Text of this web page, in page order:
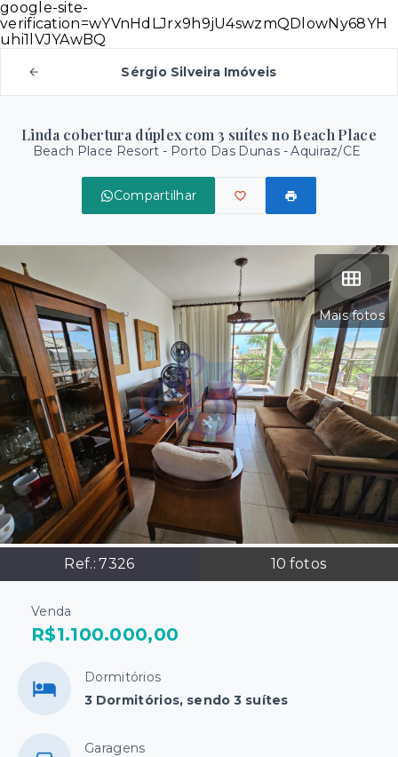
google-site-
verification=wYVnHdLJrx9h9jU4swzmQDlowNy68YH
uhi1lVJYAwBQ
Sérgio Silveira Imóveis
Linda cobertura dúplex com 3 suítes no Beach Place
Beach Place Resort - Porto Das Dunas - Aquiraz/CE
Compartilhar
Mais fotos
Ref.:7326 10 fotos
Venda
R$1.100.000,00
Dormitórios
3 Dormitórios, sendo 3 suítes
Garagens